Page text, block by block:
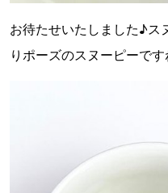
お待たせいたしました♪ス
りポーズのスヌーピーで